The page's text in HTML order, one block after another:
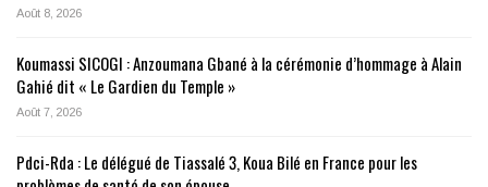
Août 8, 2026
Koumassi SICOGI : Anzoumana Gbané à la cérémonie d’hommage à Alain
Gahié dit « Le Gardien du Temple »
Août 7, 2026
Pdci-Rda : Le délégué de Tiassalé 3, Koua Bilé en France pour les